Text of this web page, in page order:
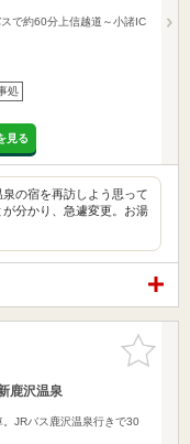
で約60分上信越道～小諸IC
処
見る
の宿を再訪しよう思って
分かり、急遽変更。お湯
お気に入
りに追加
鹿沢温泉
JRバス鹿沢温泉行きで30